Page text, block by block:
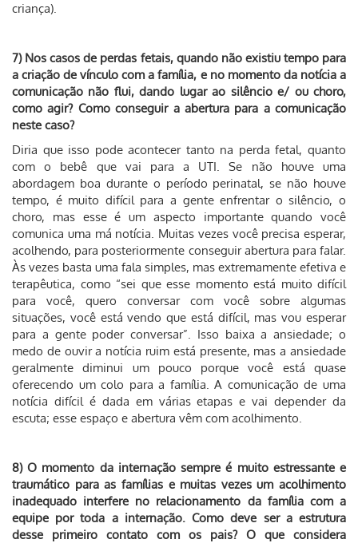
criança).
7) Nos casos de perdas fetais, quando não existiu tempo para
a criação de vínculo com a família, e no momento da notícia a
comunicação não flui, dando lugar ao silêncio e/ ou choro,
como agir? Como conseguir a abertura para a comunicação
neste caso?
Diria que isso pode acontecer tanto na perda fetal, quanto
com o bebê que vai para a UTI. Se não houve uma
abordagem boa durante o período perinatal, se não houve
tempo, é muito difícil para a gente enfrentar o silêncio, o
choro, mas esse é um aspecto importante quando você
comunica uma má notícia. Muitas vezes você precisa esperar,
acolhendo, para posteriormente conseguir abertura para falar.
Às vezes basta uma fala simples, mas extremamente efetiva e
terapêutica, como “sei que esse momento está muito difícil
para você, quero conversar com você sobre algumas
situações, você está vendo que está difícil, mas vou esperar
para a gente poder conversar”. Isso baixa a ansiedade; o
medo de ouvir a notícia ruim está presente, mas a ansiedade
geralmente diminui um pouco porque você está quase
oferecendo um colo para a família. A comunicação de uma
notícia difícil é dada em várias etapas e vai depender da
escuta; esse espaço e abertura vêm com acolhimento.
8) O momento da internação sempre é muito estressante e
traumático para as famílias e muitas vezes um acolhimento
inadequado interfere no relacionamento da família com a
equipe por toda a internação. Como deve ser a estrutura
desse primeiro contato com os pais? O que considera